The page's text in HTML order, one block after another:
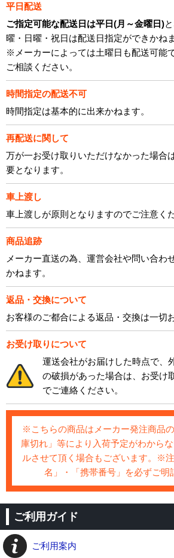
平日配送
ご指定可能な配送日は平日(月～金曜日)
曜・日曜・祝日は配送日指定ができかねま
※メーカーによっては土曜日も配送可能
ご相談ください。
時間指定の配送不可
時間指定は基本的に出来かねます。
再配送に関して
万が一お受け取りいただけなかった場合
要となります。
車上渡し
車上渡しが原則となりますのでご注意く
商品追跡
メーカー直送の為、運営会社や問い合わ
かねます。
返品・交換について
お客様のご都合による返品・交換は一切
お受け取りについて
運送会社がお届けした時点で、
の破損があった場合は、お受け
でご連絡ください。
※こちらの商品はメーカー発注商品
庫切れ」等により入荷予定がわから
ルさせて頂く場合もございます。※
名」・「携帯番号」を必ずご明
ご利用ガイド
ご利用案内